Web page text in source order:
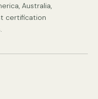
Australia,
certification